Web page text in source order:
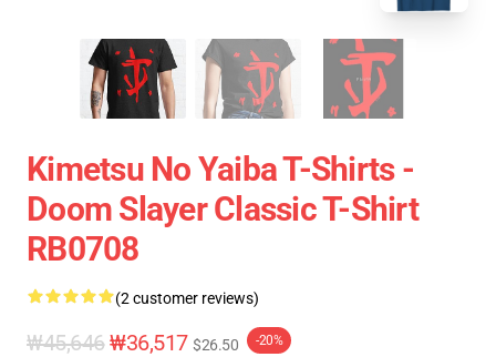
Kimetsu No Yaiba T-Shirts -
Doom Slayer Classic T-Shirt
RB0708
(2 customer reviews)
₩45,646₩36,517 $26.50 -20%